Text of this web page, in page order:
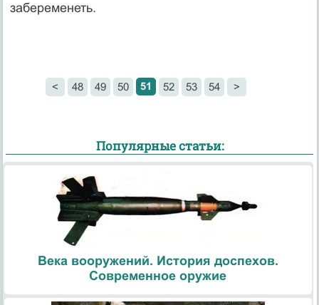
забеременеть.
< 48 49 50 51 52 53 54 >
Популярные статьи:
Века вооружений. История доспехов.
Современное оружие